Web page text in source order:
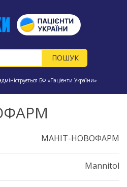
БФ «Пацієнти України»
МАНІТ-НОВОФАРМ
Mannitol